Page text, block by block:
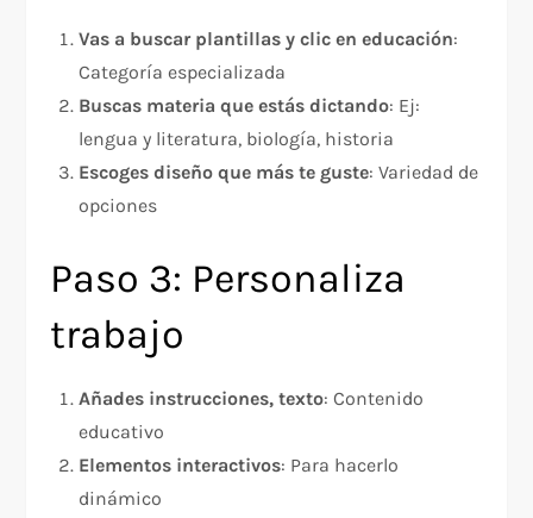
Vas a buscar plantillas y clic en educación:
Categoría especializada
Buscas materia que estás dictando: Ej:
lengua y literatura, biología, historia
Escoges diseño que más te guste: Variedad de
opciones
Paso 3: Personaliza
trabajo
Añades instrucciones, texto: Contenido
educativo
Elementos interactivos: Para hacerlo
dinámico